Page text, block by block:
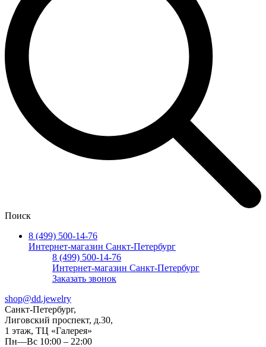
Поиск
8 (499) 500-14-76
Интернет-магазин Санкт-Петербург
8 (499) 500-14-76
Интернет-магазин Санкт-Петербург
Заказать звонок
shop@dd.jewelry
Санкт-Петербург,
Лиговский проспект, д.30,
1 этаж, ТЦ «Галерея»
Пн—Вс 10:00 – 22:00